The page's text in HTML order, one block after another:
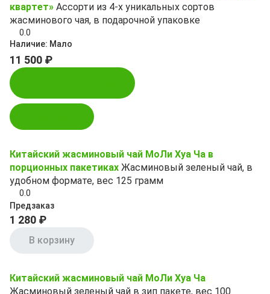
квартет» Ассорти из 4-х уникальных сортов
жасминового чая, в подарочной упаковке
0.0
Наличие: Мало
11 500 ₽
Китайский жасминовый чай МоЛи Хуа Ча в
порционных пакетиках Жасминовый зеленый чай, в
удобном формате, вес 125 грамм
0.0
Предзаказ
1 280 ₽
В корзину
Китайский жасминовый чай МоЛи Хуа Ча
Жасминовый зеленый чай в зип пакете, вес 100